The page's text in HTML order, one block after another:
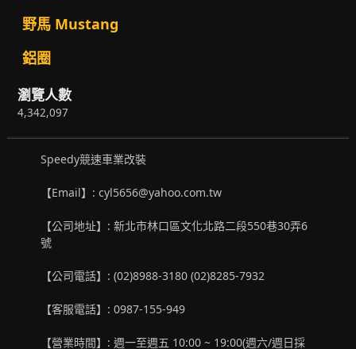
野馬 Mustang
鋁圈
瀏覽人數
4,342,097
Speedy競速車業改裝
【Email】: cyl5656@yahoo.com.tw
【公司地址】: 新北市林口區文化北路二段550巷30弄6
號
【公司電話】: (02)8988-3180 (02)8285-7932
【客服電話】: 0987-155-949
【營業時間】: 週一至週五 10:00 ~ 19:00(週六/週日採